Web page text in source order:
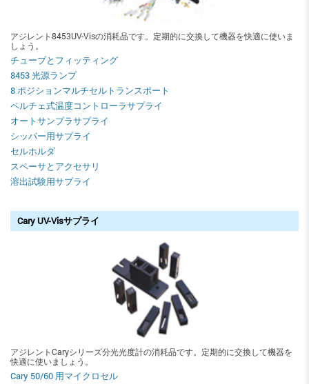
アジレント8453UV-Visの消耗品です。定期的に交換して機器を快適に使いま
しょう。
チューブとフィッティング
8453 光源ランプ
8 ポジションマルチセルトランスポート
ペルチェ式温度コントローラサプライ
オートサンプラサプライ
シッパー用サプライ
セルホルダ
スペーサとアクセサリ
溶出試験用サプライ
Cary UV-Visサプライ
アジレントCaryシリーズ分光光度計の消耗品です。定期的に交換して機器を
快適に使いましょう。
Cary 50/60 用マイクロセル